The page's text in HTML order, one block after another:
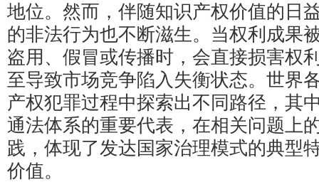
地位。然而，伴随知识产权价值的日
的非法行为也不断滋生。当权利成果
盗用、假冒或传播时，会直接损害权
至导致市场竞争陷入失衡状态。世界
产权犯罪过程中探索出不同路径，其
通法体系的重要代表，在相关问题上
践，体现了发达国家治理模式的典型
价值。